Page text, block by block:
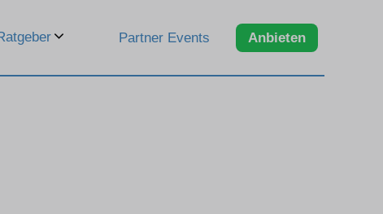
Partner Events Anbieten